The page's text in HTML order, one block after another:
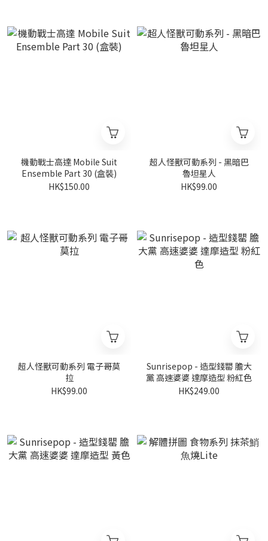
機動戰士高達 Mobile Suit
Ensemble Part 30 (盒裝)
HK$150.00
超人怪獸可動系列 - 黑暗巴
魯坦星人
HK$99.00
超人怪獸可動系列 電子哥莫
拉
HK$99.00
Sunrisepop - 造型錢罌 膽大
黨 高速婆婆 達摩造型 粉紅色
HK$249.00